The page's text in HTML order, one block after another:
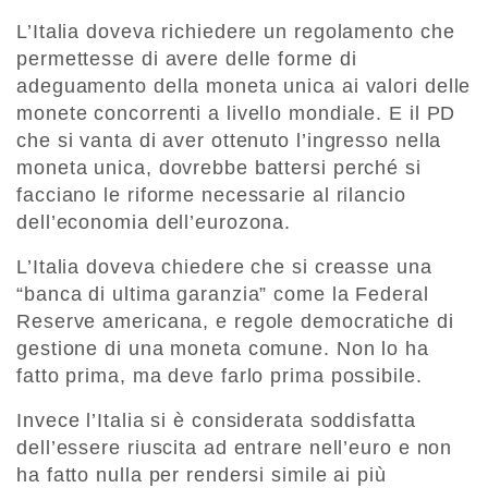
L’Italia doveva richiedere un regolamento che
permettesse di avere delle forme di
adeguamento della moneta unica ai valori delle
monete concorrenti a livello mondiale. E il PD
che si vanta di aver ottenuto l’ingresso nella
moneta unica, dovrebbe battersi perché si
facciano le riforme necessarie al rilancio
dell’economia dell’eurozona.
L’Italia doveva chiedere che si creasse una
“banca di ultima garanzia” come la Federal
Reserve americana, e regole democratiche di
gestione di una moneta comune. Non lo ha
fatto prima, ma deve farlo prima possibile.
Invece l’Italia si è considerata soddisfatta
dell’essere riuscita ad entrare nell’euro e non
ha fatto nulla per rendersi simile ai più